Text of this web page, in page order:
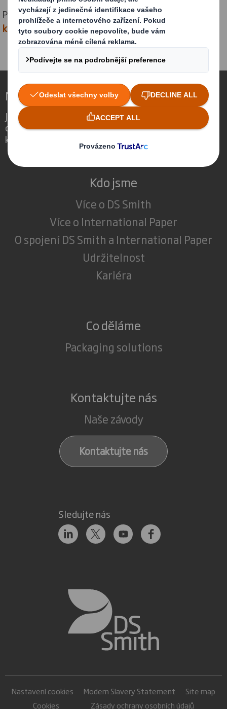
Přihlášky zasílejte elektronicky na adresu:
klara.hoisova@dssmith.com
Nové druhy obalů pro měnící se svět
Jsme jiní, protože si uvědomujeme, že
obaly mohou hrát důležitou roli ve světě
kolem nás.
Kdo jsme
Více o DS Smith
Více o International Paper
O spojení DS Smith a International Paper
Udržitelnost
Kariéra
Co děláme
Packaging solutions
Kontaktujte nás
Naše závody
Kontaktujte nás
Sledujte nás
Nastavení cookies Modern Slavery Statement
Site map
Cookies
Zásady ochrany osobních údajů